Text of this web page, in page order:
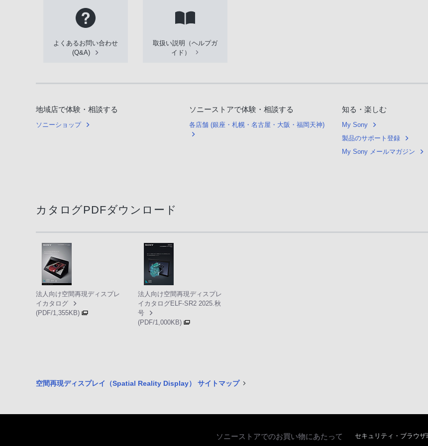
よくあるお問い合わせ
(Q&A)
取扱い説明（ヘルプガ
イド）
地域店で体験・相談する
ソニーショップ
ソニーストアで体験・相談する
各店舗 (銀座・札幌・名古屋・大阪・福岡天神)
知る・楽しむ
My Sony
製品のサポート登録
My Sony メールマガジン
カタログPDFダウンロード
法人向け空間再現ディスプレ
イカタログ
(PDF/1,355KB)
法人向け空間再現ディスプレ
イカタログELF-SR2 2025.秋
号
(PDF/1,000KB)
空間再現ディスプレイ（Spatial Reality Display） サイトマップ
ソニーストアでのお買い物にあたって セキュリティ・ブラウザ